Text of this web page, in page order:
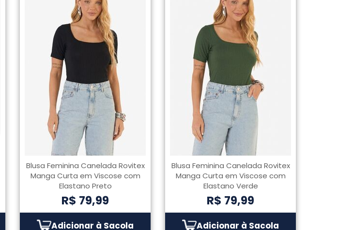
Blusa Feminina Canelada Rovitex
Manga Curta em Viscose com
Elastano Preto
R$ 79,99
Adicionar à Sacola
Blusa Feminina Canelada Rovitex
Manga Curta em Viscose com
Elastano Verde
R$ 79,99
Adicionar à Sacola